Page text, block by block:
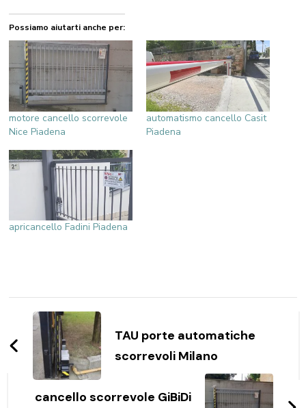
Possiamo aiutarti anche per:
motore cancello scorrevole
Nice Piadena
automatismo cancello Casit
Piadena
apricancello Fadini Piadena
Navigazione
articoli
TAU porte automatiche
scorrevoli Milano
cancello scorrevole GiBiDi